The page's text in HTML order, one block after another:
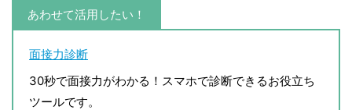
あわせて活用したい！
面接力診断
30秒で面接力がわかる！スマホで診断できるお役立ち
ツールです。